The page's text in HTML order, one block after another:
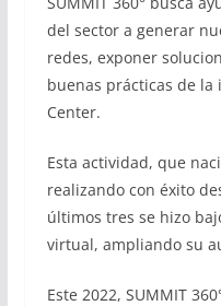
del sector a generar
redes, exponer
buenas prácticas de
Center.
Esta actividad, que
realizando con éxito
últimos tres se hizo
virtual, ampliando su
​Este 2022, SUMMIT